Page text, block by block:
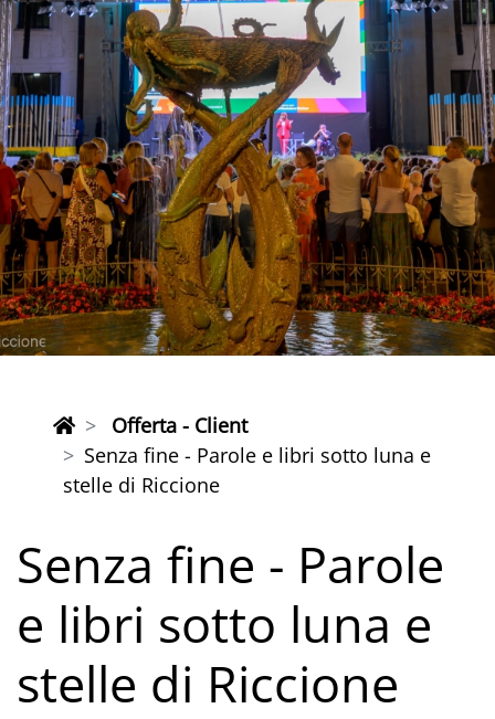
Offerta - Client
Senza fine - Parole e libri sotto luna e
stelle di Riccione
Senza fine - Parole
e libri sotto luna e
stelle di Riccione